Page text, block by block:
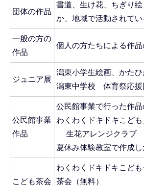
団体の作品
書道、生け花、ちぎり
か、地域で活動されて
一般の方の
作品
個人の方たちによる作
ジュニア展
潟東小学生絵画、かた
潟東中学校 体育祭応援
公民館事業
作品
公民館事業で行った作
わくわくドキドキこど
生花アレンジクラブ
夏休み体験教室で作成
こども茶会
わくわくドキドキこど
茶会（無料）